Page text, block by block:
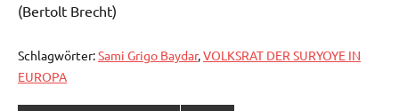
(Bertolt Brecht)
Schlagwörter:Sami Grigo Baydar,VOLKSRAT DER SURYOYE IN
EUROPA